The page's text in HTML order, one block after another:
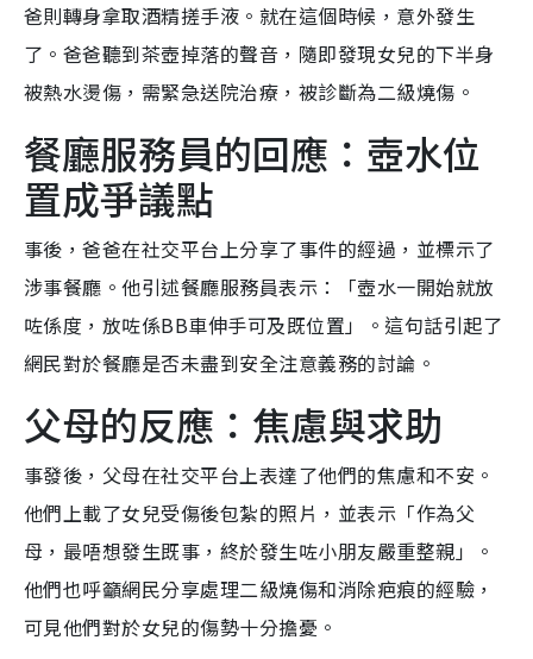
爸則轉身拿取酒精搓手液。就在這個時候，意外發生
了。爸爸聽到茶壺掉落的聲音，隨即發現女兒的下半身
被熱水燙傷，需緊急送院治療，被診斷為二級燒傷。
餐廳服務員的回應：壺水位
置成爭議點
事後，爸爸在社交平台上分享了事件的經過，並標示了
涉事餐廳。他引述餐廳服務員表示：「壺水一開始就放
咗係度，放咗係BB車伸手可及既位置」。這句話引起了
網民對於餐廳是否未盡到安全注意義務的討論。
父母的反應：焦慮與求助
事發後，父母在社交平台上表達了他們的焦慮和不安。
他們上載了女兒受傷後包紮的照片，並表示「作為父
母，最唔想發生既事，終於發生咗小朋友嚴重整親」。
他們也呼籲網民分享處理二級燒傷和消除疤痕的經驗，
可見他們對於女兒的傷勢十分擔憂。